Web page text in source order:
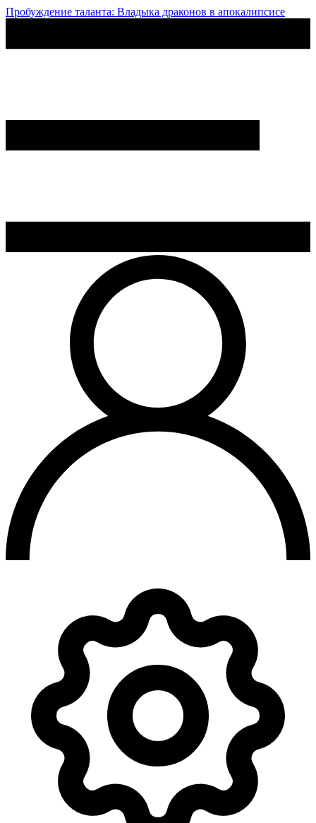
Пробуждение таланта: Владыка драконов в апокалипсисе